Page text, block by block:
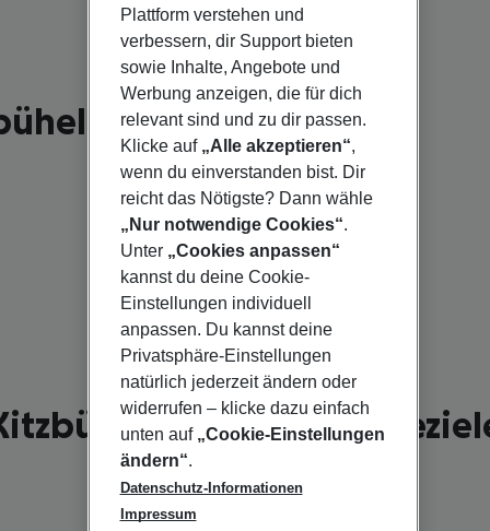
für 2026
- schönste
Plattform verstehen und
verbessern, dir Support bieten
sowie Inhalte, Angebote und
Werbung anzeigen, die für dich
relevant sind und zu dir passen.
Klicke auf „Alle akzeptieren“,
wenn du einverstanden bist. Dir
reicht das Nötigste? Dann wähle
„Nur notwendige Cookies“.
Unter „Cookies anpassen“
kannst du deine Cookie-
Einstellungen individuell
anpassen. Du kannst deine
Privatsphäre-Einstellungen
natürlich jederzeit ändern oder
widerrufen – klicke dazu einfach
unten auf „Cookie-Einstellungen
ändern“.
Datenschutz-Informationen
Impressum